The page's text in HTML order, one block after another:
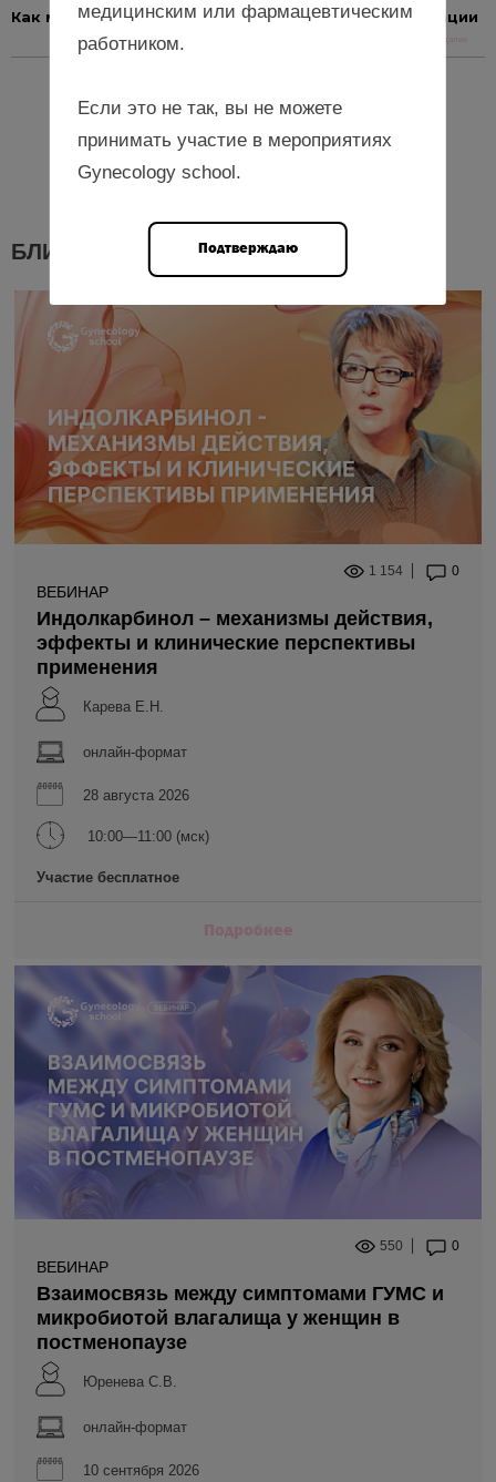
Как мифы о грудном вскармливании мешают лактации
Читать далее
Еще новости
БЛИЖАЙШИЕ МЕРОПРИЯТИЯ
1 154 0
ВЕБИНАР
Индолкарбинол – механизмы действия,
эффекты и клинические перспективы
применения
Карева Е.Н.
онлайн-формат
28 августа 2026
10:00—11:00 (мск)
Участие бесплатное
Подробнее
550 0
ВЕБИНАР
Взаимосвязь между симптомами ГУМС и
микробиотой влагалища у женщин в
постменопаузе
Юренева С.В.
онлайн-формат
10 сентября 2026
медицинским или фармацевтическим
работником.
Если это не так, вы не можете
принимать участие в мероприятиях
Gynecology school.
Подтверждаю